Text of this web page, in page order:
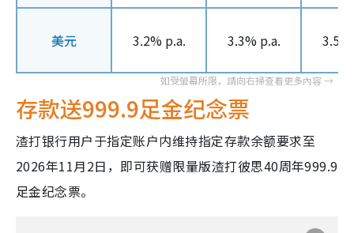
美元 3.2% p.a. 3.3% p.a.
存款送999.9足金纪念票
渣打银行用户于指定账户内维持指定存款余额要求至
2026年11月2日，即可获赠限量版渣打彼思40周年999.9
足金纪念票。